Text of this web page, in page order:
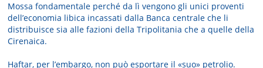
Mossa fondamentale perché da lì vengono gli unici proventi
dell’economia libica incassati dalla Banca centrale che li
distribuisce sia alle fazioni della Tripolitania che a quelle della
Cirenaica.
Haftar, per l’embargo, non può esportare il «suo» petrolio.